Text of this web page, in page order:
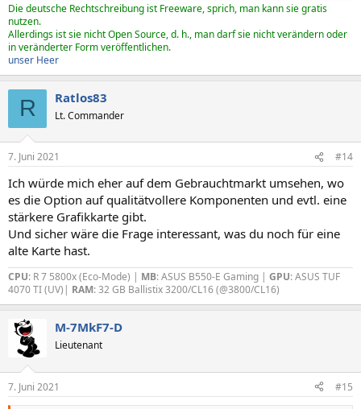
Die deutsche Rechtschreibung ist Freeware, sprich, man kann sie gratis
nutzen.
Allerdings ist sie nicht Open Source, d. h., man darf sie nicht verändern oder
in veränderter Form veröffentlichen.
unser Heer
R Ratlos83
Lt. Commander
7. Juni 2021 #14
Ich würde mich eher auf dem Gebrauchtmarkt umsehen, wo
es die Option auf qualitätvollere Komponenten und evtl. eine
stärkere Grafikkarte gibt.
Und sicher wäre die Frage interessant, was du noch für eine
alte Karte hast.
CPU: R 7 5800x (Eco-Mode) | MB: ASUS B550-E Gaming | GPU: ASUS TUF
4070 TI (UV)| RAM: 32 GB Ballistix 3200/CL16 (@3800/CL16)
M-7MkF7-D
Lieutenant
7. Juni 2021 #15